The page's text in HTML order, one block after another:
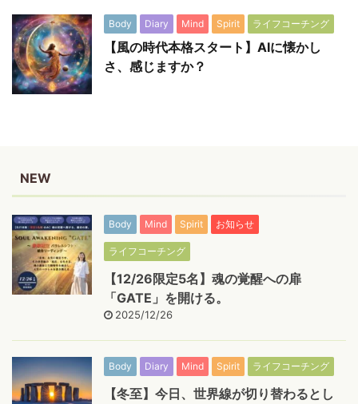
Body Diary Mind Spirit ライフコーチング
【風の時代本格スタート】AIに懐かし
さ、感じますか？
NEW
Body Mind Spirit お知らせ
ライフコーチング
【12/26限定5名】魂の覚醒への扉
「GATE」を開ける。
2025/12/26
Body Diary Mind Spirit ライフコーチング
【冬至】今日、世界線が切り替わるとし